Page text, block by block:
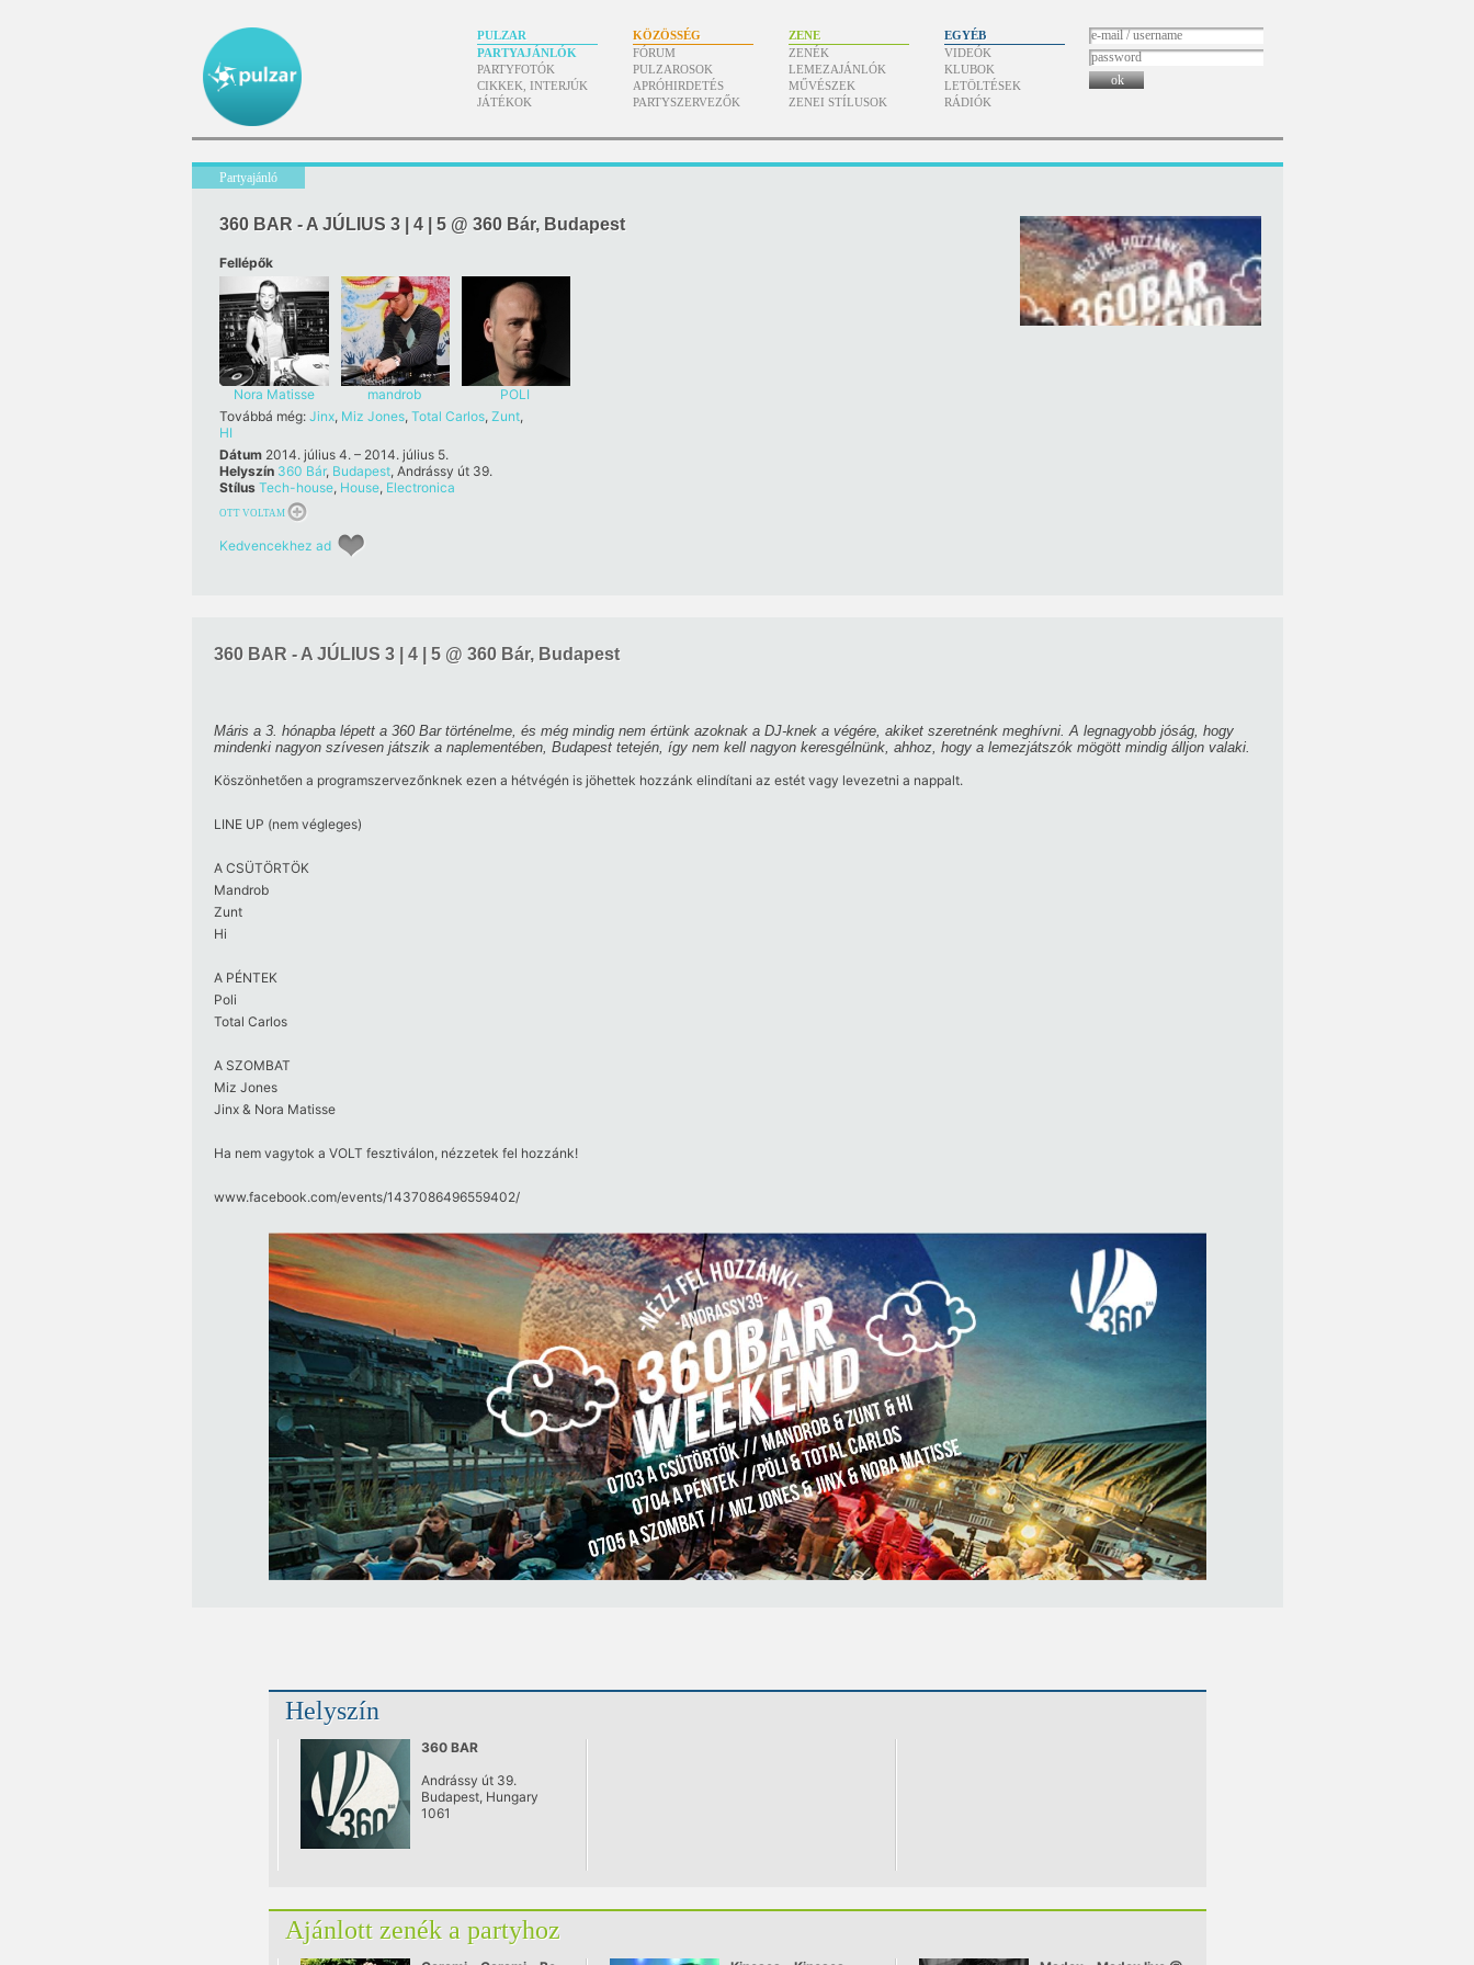
PULZAR
PARTYAJÁNLÓK
PARTYFOTÓK
CIKKEK, INTERJÚK
JÁTÉKOK
KÖZÖSSÉG
FÓRUM
PULZAROSOK
APRÓHIRDETÉS
PARTYSZERVEZŐK
ZENE
ZENÉK
LEMEZAJÁNLÓK
MŰVÉSZEK
ZENEI STÍLUSOK
EGYÉB
VIDEÓK
KLUBOK
LETÖLTÉSEK
RÁDIÓK
ok
Partyajánló
360 BAR - A JÚLIUS 3 | 4 | 5 @ 360 Bár, Budapest
Fellépők
Nora Matisse mandrob
POLI
Továbbá még: Jinx, Miz Jones, Total Carlos, Zunt,
HI
Dátum 2014. július 4. – 2014. július 5.
Helyszín 360 Bár, Budapest, Andrássy út 39.
Stílus Tech-house, House, Electronica
OTT VOLTAM
Kedvencekhez ad
360 BAR - A JÚLIUS 3 | 4 | 5 @ 360 Bár, Budapest
Máris a 3. hónapba lépett a 360 Bar történelme, és még mindig nem értünk azoknak a DJ-knek a végére, akiket szeretnénk meghívni. A legnagyobb jóság, hogy
mindenki nagyon szívesen játszik a naplementében, Budapest tetején, így nem kell nagyon keresgélnünk, ahhoz, hogy a lemezjátszók mögött mindig álljon valaki.
Köszönhetően a programszervezőnknek ezen a hétvégén is jöhettek hozzánk elindítani az estét vagy levezetni a nappalt.
LINE UP (nem végleges)
A CSÜTÖRTÖK
Mandrob
Zunt
Hi
A PÉNTEK
Poli
Total Carlos
A SZOMBAT
Miz Jones
Jinx & Nora Matisse
Ha nem vagytok a VOLT fesztiválon, nézzetek fel hozzánk!
www.facebook.com/​events/​1437086496559402/​
Helyszín
360 BAR
Andrássy út 39.
Budapest, Hungary
1061
Ajánlott zenék a partyhoz